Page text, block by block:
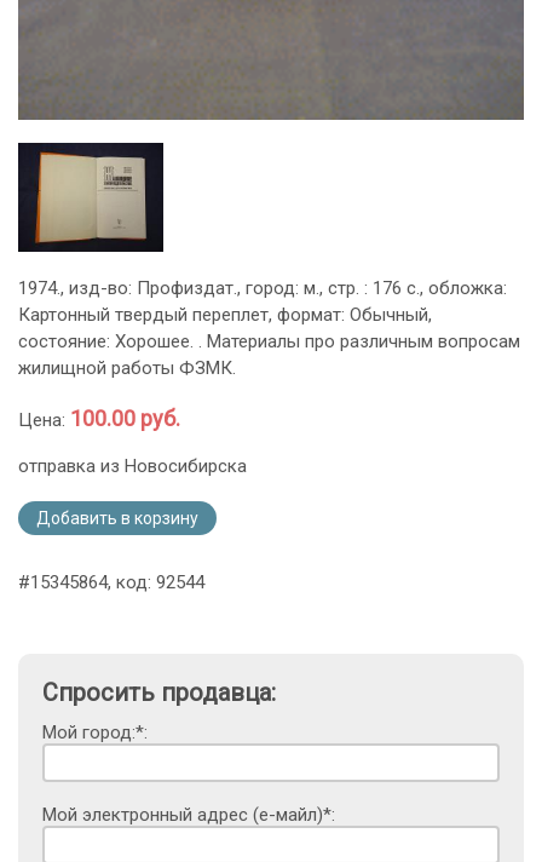
1974., изд-во: Профиздат., город: м., стр. : 176 с., обложка:
Картонный твердый переплет, формат: Обычный,
состояние: Хорошее. . Материалы про различным вопросам
жилищной работы ФЗМК.
Цена: 100.00 руб.
отправка из Новосибирска
Добавить в корзину
#15345864, код: 92544
Спросить продавца:
Мой город:*:
Мой электронный адрес (е-майл)*: